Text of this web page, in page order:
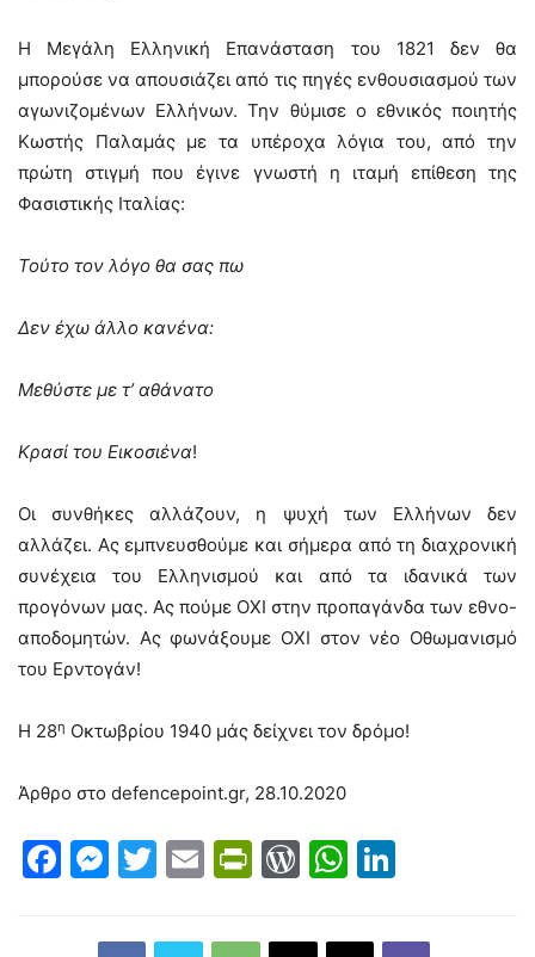
Η Μεγάλη Ελληνική Επανάσταση του 1821 δεν θα
μπορούσε να απουσιάζει από τις πηγές ενθουσιασμού των
αγωνιζομένων Ελλήνων. Την θύμισε ο εθνικός ποιητής
Κωστής Παλαμάς με τα υπέροχα λόγια του, από την
πρώτη στιγμή που έγινε γνωστή η ιταμή επίθεση της
Φασιστικής Ιταλίας:
Τούτο τον λόγο θα σας πω
Δεν έχω άλλο κανένα:
Μεθύστε με τ’ αθάνατο
Κρασί του Εικοσιένα!
Οι συνθήκες αλλάζουν, η ψυχή των Ελλήνων δεν
αλλάζει. Ας εμπνευσθούμε και σήμερα από τη διαχρονική
συνέχεια του Ελληνισμού και από τα ιδανικά των
προγόνων μας. Ας πούμε ΟΧΙ στην προπαγάνδα των εθνο-
αποδομητών. Ας φωνάξουμε ΟΧΙ στον νέο Οθωμανισμό
του Ερντογάν!
Η 28η Οκτωβρίου 1940 μάς δείχνει τον δρόμο!
Άρθρο στο defencepoint.gr, 28.10.2020
Facebook
Messenger
Twitter
EmailPrintFriendly
WordPress
WhatsApp